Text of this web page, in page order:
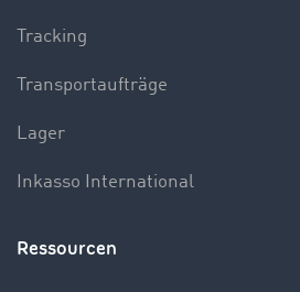
Tracking
Transportaufträge
Lager
Inkasso International
Ressourcen